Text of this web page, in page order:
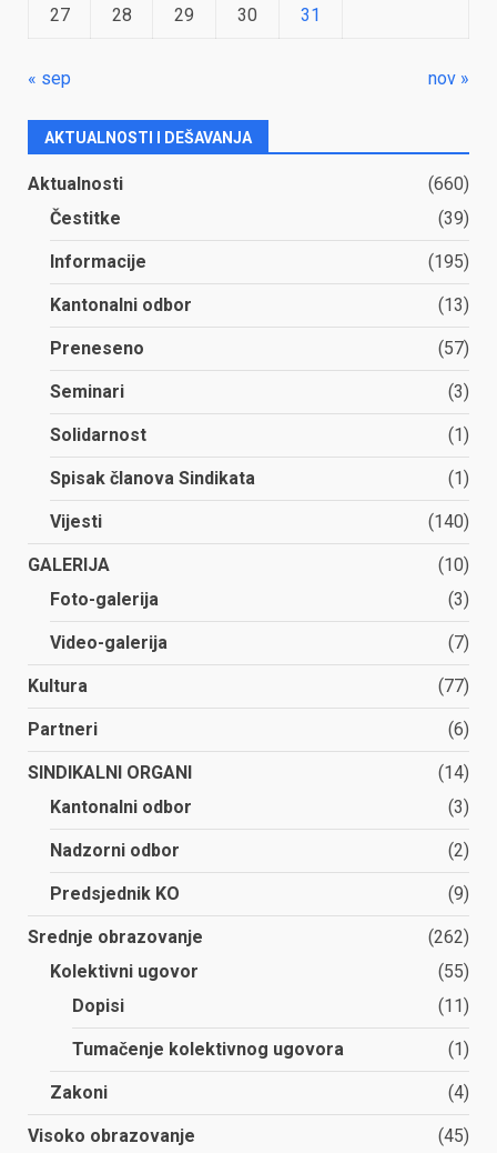
27 28 29 30 31
« sep nov »
AKTUALNOSTI I DEŠAVANJA
Aktualnosti
(660)
Čestitke
(39)
Informacije (195)
Kantonalni odbor (13)
Preneseno (57)
Seminari (3)
Solidarnost (1)
Spisak članova Sindikata (1)
Vijesti (140)
GALERIJA
(10)
Foto-galerija
(3)
Video-galerija (7)
Kultura (77)
Partneri (6)
SINDIKALNI ORGANI
(14)
Kantonalni odbor
(3)
Nadzorni odbor (2)
Predsjednik KO (9)
Srednje obrazovanje
(262)
Kolektivni ugovor
(55)
Dopisi
(11)
Tumačenje kolektivnog ugovora (1)
Zakoni (4)
Visoko obrazovanje (45)